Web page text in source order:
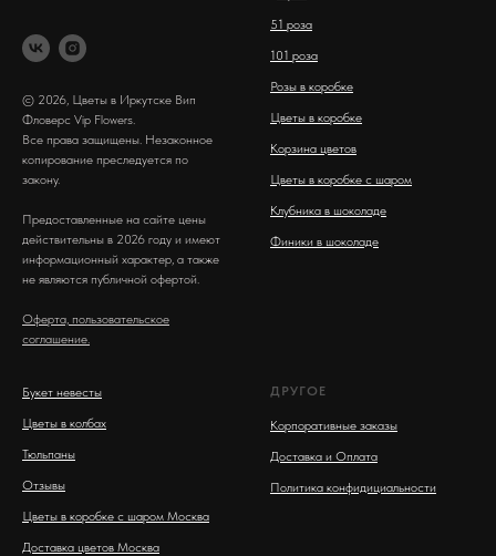
© 2026, Цветы в Иркутске Вип
Фловерс Vip Flowers.
Все права защищены. Незаконное
копирование преследуется по
закону.
Предоставленные на сайте цены
действительны в 2026 году и имеют
информационный характер, а также
не являются публичной офертой.
Оферта, пользовательское
соглашение.
51 роза
101 роза
Розы в коробке
Цветы в коробке
Корзина цветов
Цветы в коробке с шаром
Клубника в шоколаде
Финики в шоколаде
Букет невесты
Цветы в колбах
Тюльпаны
Отзывы
Цветы в коробке с шаром Москва
Доставка цветов Москва
ДРУГОЕ
Корпоративные заказы
Доставка и Оплата
Политика конфидициальности